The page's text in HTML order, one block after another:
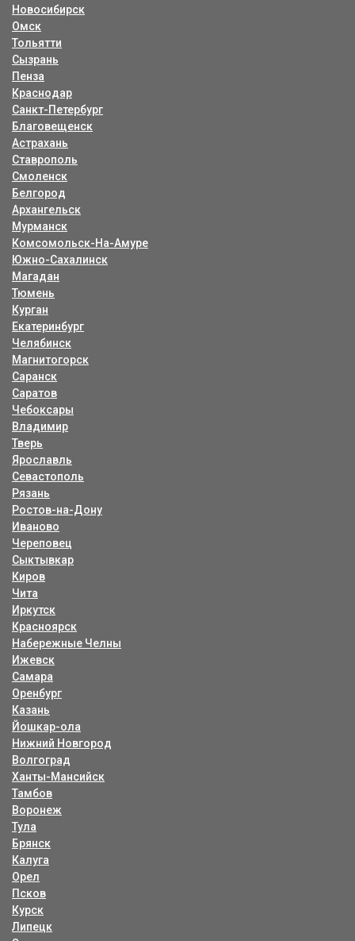
Новосибирск
Омск
Тольятти
Сызрань
Пенза
Краснодар
Санкт-Петербург
Благовещенск
Астрахань
Ставрополь
Смоленск
Белгород
Архангельск
Мурманск
Комсомольск-На-Амуре
Южно-Сахалинск
Магадан
Тюмень
Курган
Екатеринбург
Челябинск
Магнитогорск
Саранск
Саратов
Чебоксары
Владимир
Тверь
Ярославль
Севастополь
Рязань
Ростов-на-Дону
Иваново
Череповец
Сыктывкар
Киров
Чита
Иркутск
Красноярск
Набережные Челны
Ижевск
Самара
Оренбург
Казань
Йошкар-ола
Нижний Новгород
Волгоград
Ханты-Мансийск
Тамбов
Воронеж
Тула
Брянск
Калуга
Орел
Псков
Курск
Липецк